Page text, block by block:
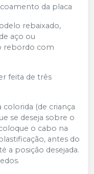
da placa
rebaixado,
aço ou
rebordo com
feita de três
colorida (de criança
se deseja sobre o
o cabo na
antes do
a posição desejada.